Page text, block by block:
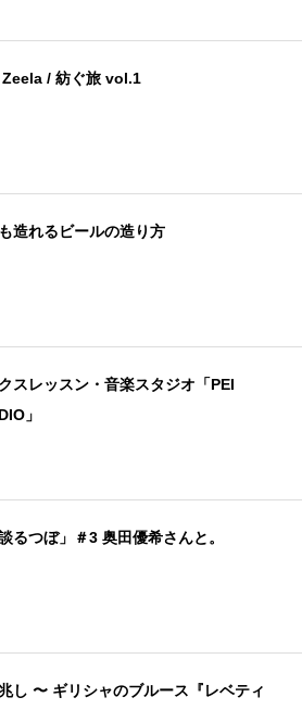
Zeela / 紡ぐ旅 vol.1
造れるビールの造り方
スレッスン・音楽スタジオ「PEI
」
談るつぼ」＃3 奥田優希さんと。
し 〜 ギリシャのブルース『レベティ